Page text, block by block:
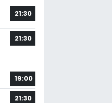
21:30
21:30
19:00
21:30